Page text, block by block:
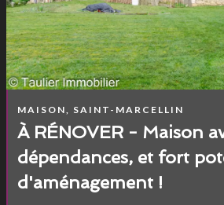
MAISON, SAINT-MARCELLIN
À RÉNOVER - Maison
dépendances, et fort
d'aménagement !